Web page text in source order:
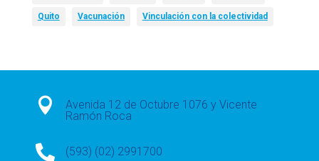
Quito Vacunación Vinculación con la colectividad

Avenida 12 de Octubre 1076 y Vicente
Ramón Roca
 (593) (02) 2991700